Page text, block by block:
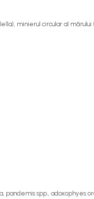
minierul circular al
spp., adoxophyes